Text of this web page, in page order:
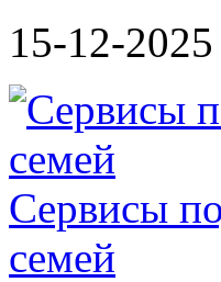
15-12-2025
Сервисы
семей